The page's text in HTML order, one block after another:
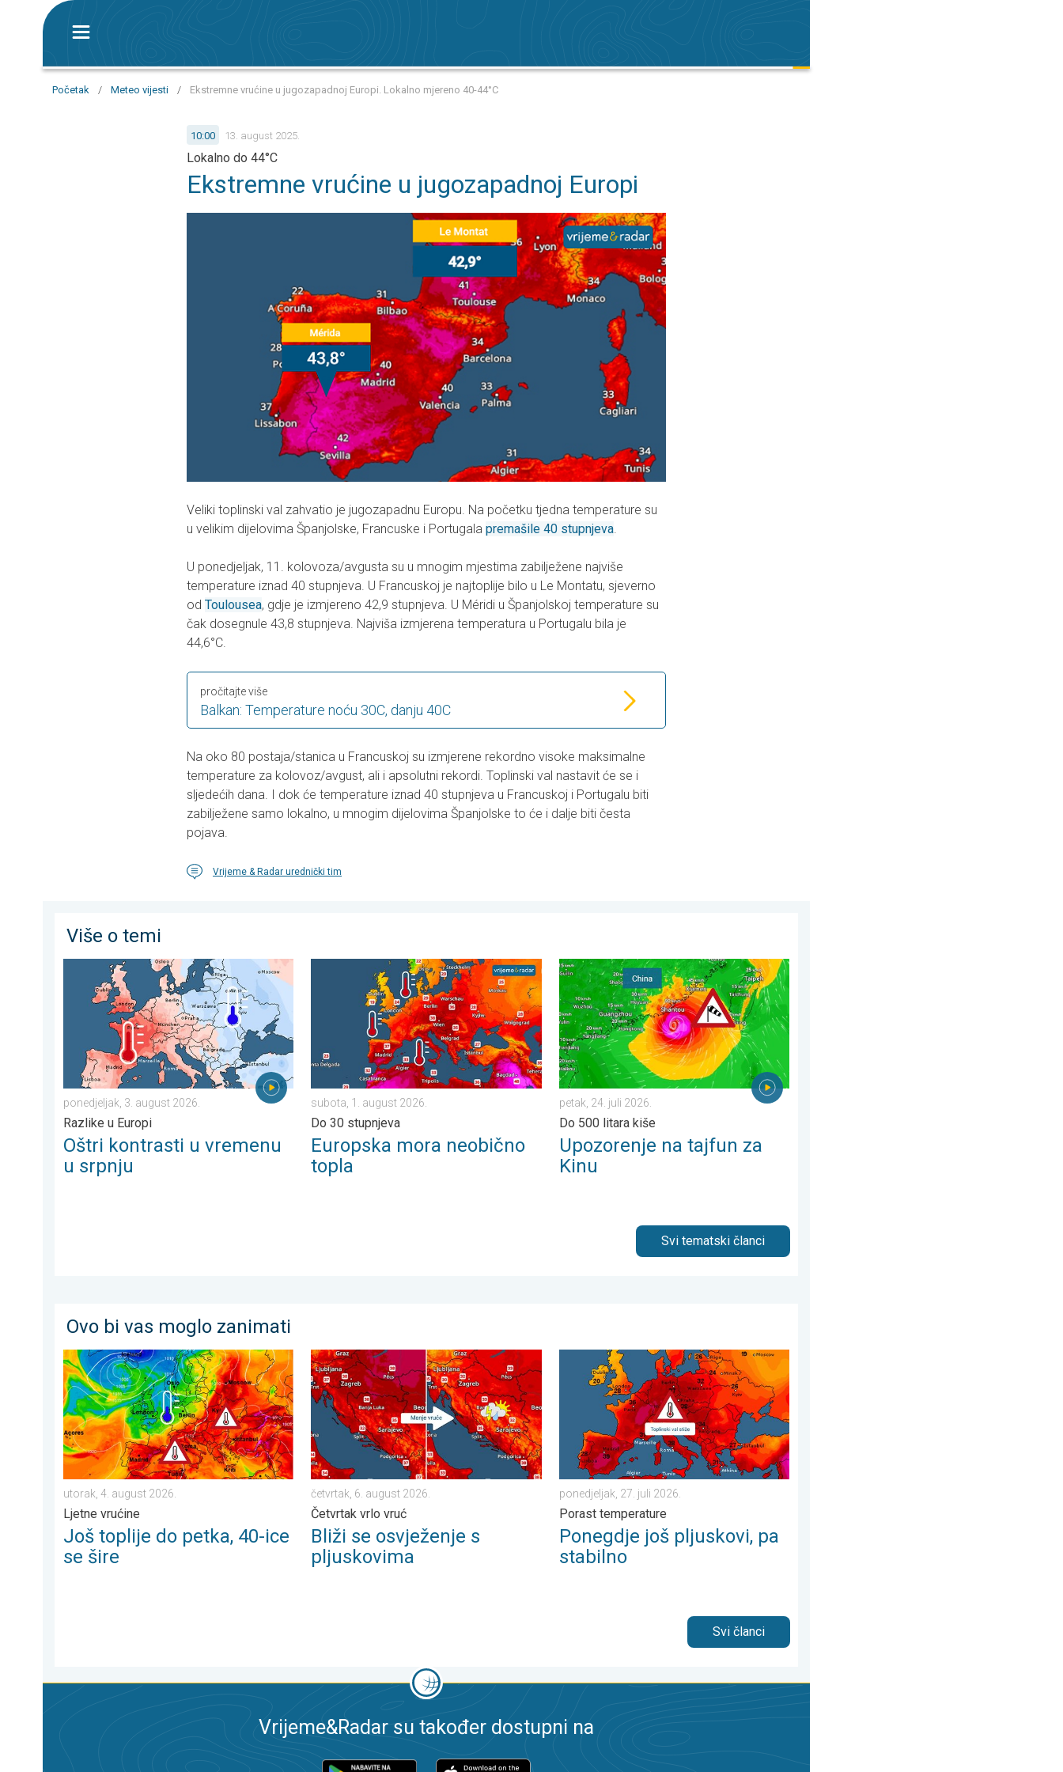
Početak / Meteo vijesti / Ekstremne vrućine u jugozapadnoj Europi. Lokalno mjereno 40-44°C
10:00 13. august 2025.
Lokalno do 44°C
Ekstremne vrućine u jugozapadnoj Europi
Veliki toplinski val zahvatio je jugozapadnu Europu. Na početku tjedna temperature su
u velikim dijelovima Španjolske, Francuske i Portugala premašile 40 stupnjeva.
U ponedjeljak, 11. kolovoza/avgusta su u mnogim mjestima zabilježene najviše
temperature iznad 40 stupnjeva. U Francuskoj je najtoplije bilo u Le Montatu, sjeverno
od Toulousea, gdje je izmjereno 42,9 stupnjeva. U Méridi u Španjolskoj temperature su
čak dosegnule 43,8 stupnjeva. Najviša izmjerena temperatura u Portugalu bila je
44,6°C.
Balkan: Temperature noću 30C, danju 40C
pročitajte više
Na oko 80 postaja/stanica u Francuskoj su izmjerene rekordno visoke maksimalne
temperature za kolovoz/avgust, ali i apsolutni rekordi. Toplinski val nastavit će se i
sljedećih dana. I dok će temperature iznad 40 stupnjeva u Francuskoj i Portugalu biti
zabilježene samo lokalno, u mnogim dijelovima Španjolske to će i dalje biti česta
pojava.
Vrijeme & Radar urednički tim
Više o temi
Oštri kontrasti u vremenu u srpnju. Razlike u Europi. . . ponedjeljak, 3. august 2026.
ponedjeljak, 3. august 2026.
Razlike u Europi
Oštri kontrasti u vremenu
u srpnju
Europska mora neobično topla. Do 30 stupnjeva. . . subota, 1. august 2026.
subota, 1. august 2026.
Do 30 stupnjeva
Europska mora neobično
topla
Upozorenje na tajfun za Kinu. Do 500 litara kiše. . . petak, 24. juli 2026.
petak, 24. juli 2026.
Do 500 litara kiše
Upozorenje na tajfun za
Kinu
Svi tematski članci
Ovo bi vas moglo zanimati
Još toplije do petka, 40-ice se šire. Ljetne vrućine. . . utorak, 4. august 2026.
utorak, 4. august 2026.
Ljetne vrućine
Još toplije do petka, 40-ice
se šire
Bliži se osvježenje s pljuskovima. Četvrtak vrlo vruć. . . četvrtak, 6. august 2026.
četvrtak, 6. august 2026.
Četvrtak vrlo vruć
Bliži se osvježenje s
pljuskovima
Ponegdje još pljuskovi, pa stabilno. Porast temperature. . . ponedjeljak, 27. juli 2026.
ponedjeljak, 27. juli 2026.
Porast temperature
Ponegdje još pljuskovi, pa
stabilno
Svi članci
Vrijeme&Radar su također dostupni na